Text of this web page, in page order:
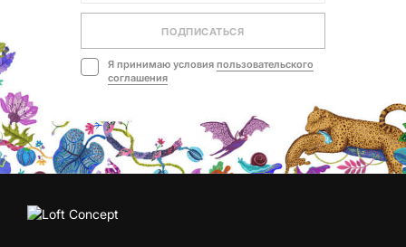
ПОДПИСАТЬСЯ
Я принимаю условия пользовательского
соглашения